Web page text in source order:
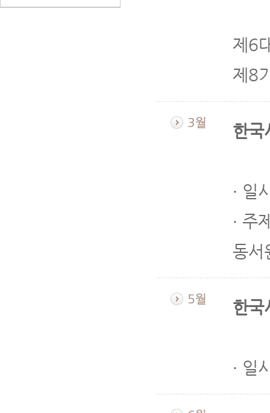
제6
제8
한국
∙ 일
∙ 주
동서
한국
∙ 일